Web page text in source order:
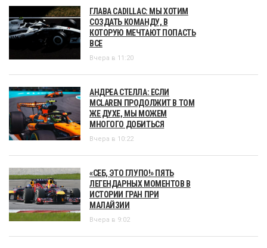
ГЛАВА CADILLAC: МЫ ХОТИМ
СОЗДАТЬ КОМАНДУ, В
КОТОРУЮ МЕЧТАЮТ ПОПАСТЬ
ВСЕ
Вчера в 11:20
АНДРЕА СТЕЛЛА: ЕСЛИ
MCLAREN ПРОДОЛЖИТ В ТОМ
ЖЕ ДУХЕ, МЫ МОЖЕМ
МНОГОГО ДОБИТЬСЯ
Вчера в 10:22
«СЕБ, ЭТО ГЛУПО!» ПЯТЬ
ЛЕГЕНДАРНЫХ МОМЕНТОВ В
ИСТОРИИ ГРАН ПРИ
МАЛАЙЗИИ
Вчера в 9:02